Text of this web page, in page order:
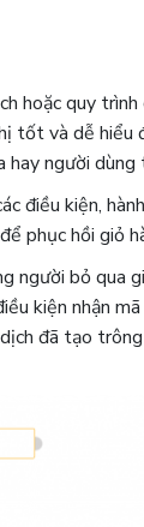
hoặc quy
tốt và dễ hiểu
hay người
điều kiện,
phục hồi giỏ
người bỏ qua
kiện nhận
đã tạo